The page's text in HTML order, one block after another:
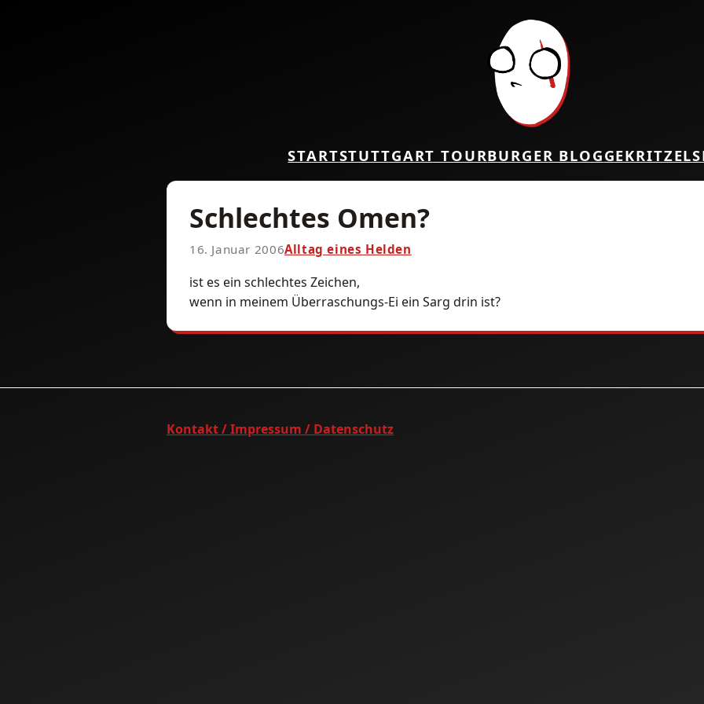
STARTSTUTTGART TOURBURGER BLOGGEKRITZEL
Schlechtes Omen?
16. Januar 2006Alltag eines Helden
ist es ein schlechtes Zeichen,
wenn in meinem Überraschungs-Ei ein Sarg drin ist?
Kontakt / Impressum / Datenschutz